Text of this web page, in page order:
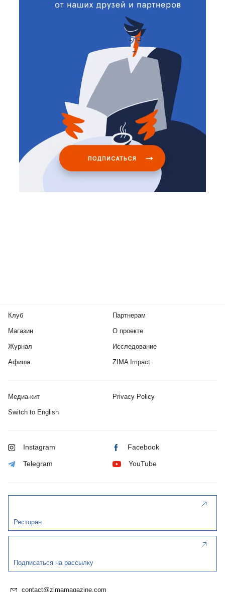
Клуб
Магазин
Журнал
Афиша
Партнерам
О проекте
Исследование
ZIMA Impact
Медиа-кит Privacy Policy
Switch to English
Instagram Facebook
Telegram YouTube
Ресторан
Подписаться на рассылку
contact@zimamagazine.com